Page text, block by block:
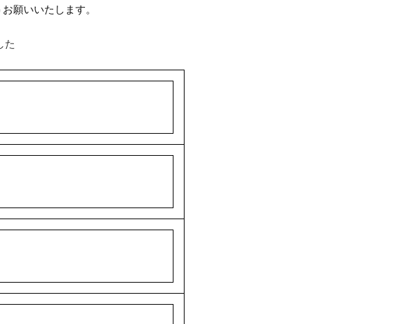
願いいたします。
た